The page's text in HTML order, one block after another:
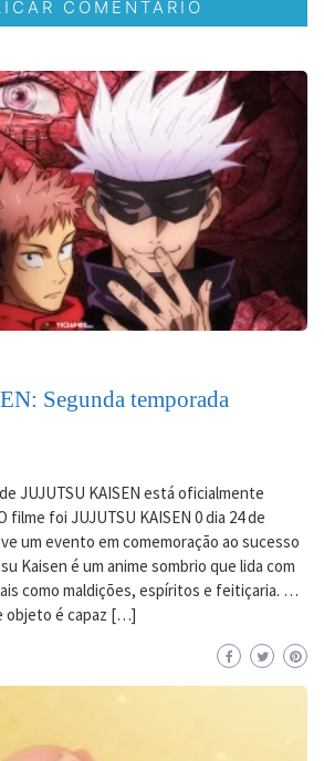
Segunda temporada
JUJUTSU KAISEN está oficialmente
filme foi JUJUTSU KAISEN 0 dia 24 de
um evento em comemoração ao sucesso
Kaisen é um anime sombrio que lida com
como maldições, espíritos e feitiçaria. …
objeto é capaz […]